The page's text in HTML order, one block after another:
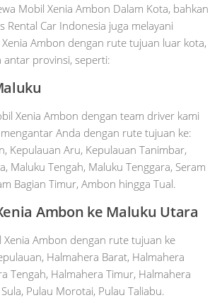
Mobil Xenia Ambon Dalam Kota, bahkan
Rental Car Indonesia juga melayani
Xenia Ambon dengan rute tujuan luar kota,
antar provinsi, seperti:
Xenia Ambon dengan team driver kami
Anda dengan rute tujuan ke:
Kepulauan Aru, Kepulauan Tanimbar,
Maluku Tengah, Maluku Tenggara, Seram
Bagian Timur, Ambon hingga Tual.
Ambon ke Maluku Utara
Xenia Ambon dengan rute tujuan ke
Halmahera Barat, Halmahera
Tengah, Halmahera Timur, Halmahera
Pulau Morotai, Pulau Taliabu.